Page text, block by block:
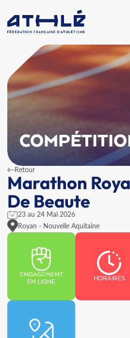
Retour
Marathon
De Beaute
23 au 24 Mai 2026
Royan - Nouvelle Aquitaine
ENGAGEMENT
EN LIGNE
HORAIRES